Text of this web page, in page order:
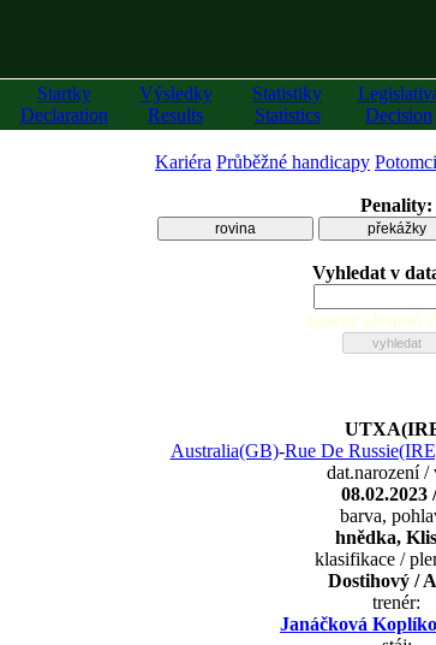
Startky
Declaration
Výsledky
Results
Statistiky
Statistics
Decision
Kariéra Průběžné handicapy Potomci
Penality:
rovina překážky
Vyhledat v
zadejte alespoň
Australia(GB)-Rue De
dat.narození /
08.02.2023
barva,
hnědka,
klasifikace /
Dostihový /
trenér:
Janáčková